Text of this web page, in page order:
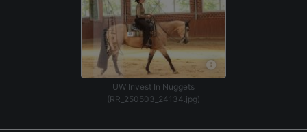
UW Invest In Nuggets
(RR_250503_24134.jpg)